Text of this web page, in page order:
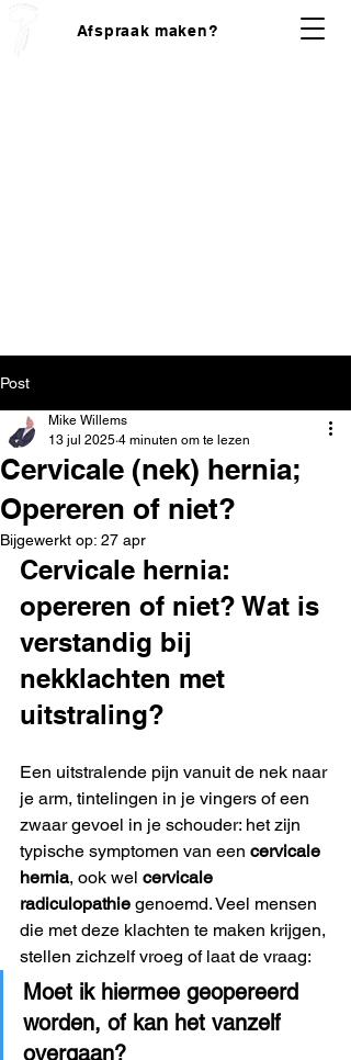
Afspraak maken?
Post
Cervicale (nek) hernia;
Opereren of niet?
Mike Willems
13 jul 2025 4 minuten om te lezen
Bijgewerkt op: 27 apr
Cervicale hernia:
opereren of niet? Wat is
verstandig bij
nekklachten met
uitstraling?
Een uitstralende pijn vanuit de nek naar
je arm, tintelingen in je vingers of een
zwaar gevoel in je schouder: het zijn
typische symptomen van een cervicale
hernia, ook wel cervicale
radiculopathie genoemd. Veel mensen
die met deze klachten te maken krijgen,
stellen zichzelf vroeg of laat de vraag:
Moet ik hiermee geopereerd
worden, of kan het vanzelf
overgaan?